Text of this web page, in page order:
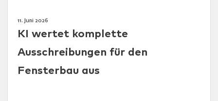
11. Juni 2026
KI wertet komplette
Ausschreibungen für den
Fensterbau aus